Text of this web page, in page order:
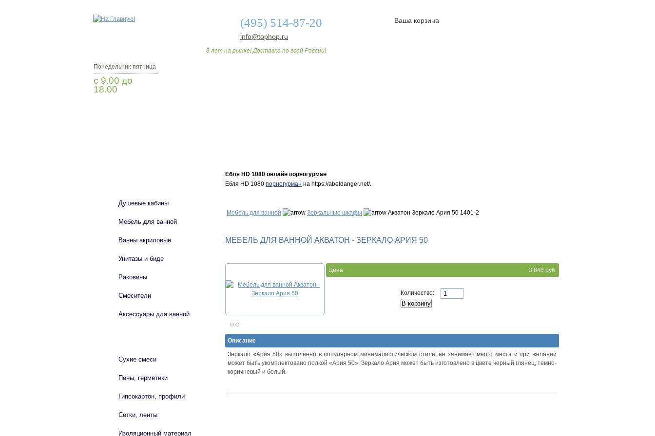
(495) 514-87-20
info@tophop.ru
8 лет на рынке! Доставка по всей России!
Ваша корзина
Понедельник-пятница
с 9.00 до
18.00
Ебля HD 1080 онлайн порногурман
Ебля HD 1080 порногурман на https://abeldanger.net/.
Мебель для ванной Зеркальные шкафы Акватон Зеркало Ария 50 1401-2
МЕБЕЛЬ ДЛЯ ВАННОЙ АКВАТОН - ЗЕРКАЛО АРИЯ 50
Цена: 3 848 руб.
Количество:
Описание
Зеркало «Ария 50» выполнено в популярном минималистическом стиле, не занимает много места и при желании
может быть укомплектовано полкой «Ария 50». Зеркало Ария может быть изготовлено в цвете черный глянец, темно-
коричневый и белый.
Душевые кабины
Мебель для ванной
Ванны акриловые
Унитазы и биде
Раковины
Смесители
Аксессуары для ванной
Сухие смеси
Пены, герметики
Гипсокартон, профили
Сетки, ленты
Изоляционный материал